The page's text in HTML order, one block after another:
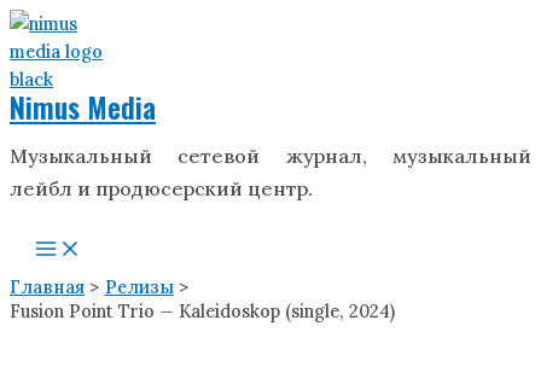
Перейти
к
содержимому
Nimus Media
Музыкальный сетевой журнал, музыкальный
лейбл и продюсерский центр.
Main
Menu
Главная
Релизы
Fusion Point Trio — Kaleidoskop (single, 2024)